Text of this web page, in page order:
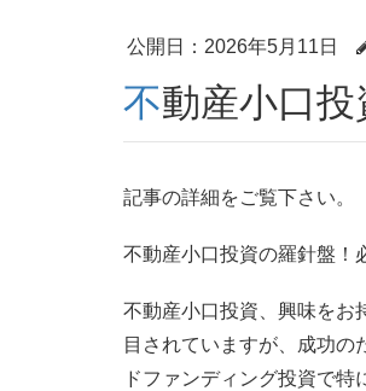
公開日： 2026年5月11日
不動産小口
記事の詳細をご覧下さい。
不動産小口投資の羅針盤！
不動産小口投資、興味をお
目されていますが、成功の
ドファンディング投資で特